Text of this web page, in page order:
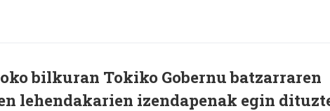
bilkuran Tokiko Gobernu batzarraren
lehendakarien izendapenak egin